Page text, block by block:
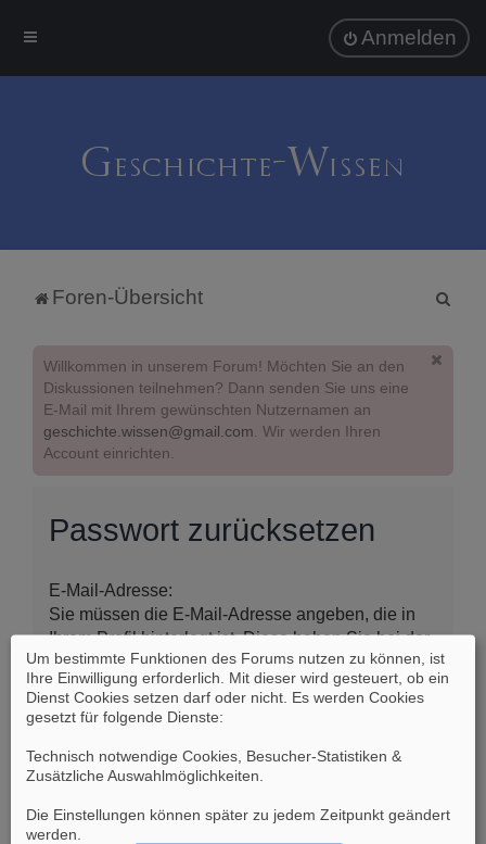
Anmelden
Foren-Übersicht
Willkommen in unserem Forum! Möchten Sie an den
Diskussionen teilnehmen? Dann senden Sie uns eine
E-Mail mit Ihrem gewünschten Nutzernamen an
geschichte.wissen@gmail.com. Wir werden Ihren
Account einrichten.
Passwort zurücksetzen
E-Mail-Adresse:
Sie müssen die E-Mail-Adresse angeben, die in
Ihrem Profil hinterlegt ist. Diese haben Sie bei der
Registrierung angegeben oder nachträglich in
Ihrem persönlichen Bereich geändert.
Um bestimmte Funktionen des Forums nutzen zu können, ist
Ihre Einwilligung erforderlich. Mit dieser wird gesteuert, ob ein
Dienst Cookies setzen darf oder nicht. Es werden Cookies
gesetzt für folgende Dienste:
Technisch notwendige Cookies, Besucher-Statistiken &
Zusätzliche Auswahlmöglichkeiten
Die Einstellungen können später zu jedem Zeitpunkt geändert
werden.